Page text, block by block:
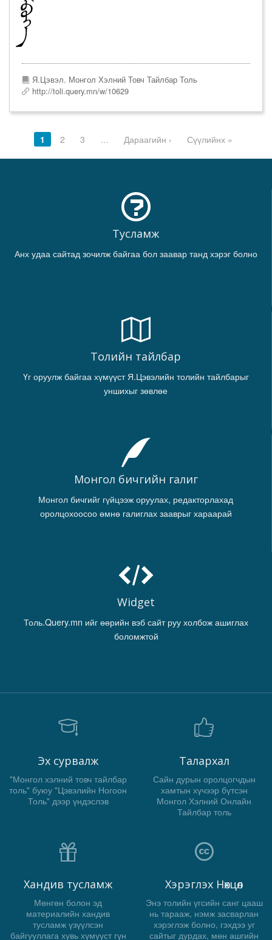
Я.Цэвэл. Монгол Хэлний Товч Тайлбар Толь
http://toli.query.mn/w/10629
1 2 3 … Дараагийн › Сүүлийнх »
Тусламж
Анх удаа сайтад зочилж байгаа бол заавар танд хэрэг болно
Толийн тайлбар
Үг оруулж байгаа хүмүүст Я.Цэвэлийн толийн тайлбарыг
уншихыг зөвлөе
Монгол бичгийн галиг
Монгол бичгийг гүйцээж оруулах, редакторлахад
оролцохоосоо өмнө галиглах зааврыг хараарай
Widget
Толь.Query.mn ийг өөрийн вэб сайт руу холбож ашиглах
боломжтой
Эх сурвалж
"Монгол хэлний товч тайлбар
толь" буюу "Цэвэлийн Ногоон
Толь" дээр үндэслэв
Талархал
Сайн дурын оролцогчдын
хамтын хүчээр бүтсэн
Монгол Хэлний Онлайн
Тайлбар толь
Хандив тусламж
Мөнгөн болон эд
материалийн хандив
тусламж үзүүлсэн
байгууллага хувь хүмүүст гүн
Хэрэглэх Нөхцөл
Энэ толийн үгсийн санг цааш
нь тарааж, нэмж засварлан
хэрэглэж болно, гэхдээ уг
сайтыг дурдах, мөн ашгийн